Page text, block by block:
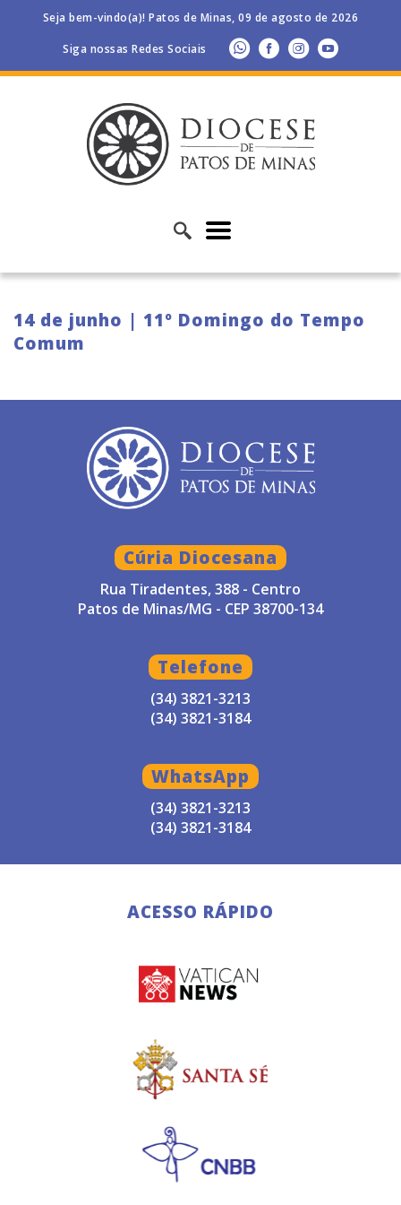
Seja bem-vindo(a)! Patos de Minas, 09 de agosto de 2026
Siga nossas Redes Sociais
14 de junho | 11º Domingo do Tempo
Comum
Cúria Diocesana
Rua Tiradentes, 388 - Centro
Patos de Minas/MG - CEP 38700-134
Telefone
(34) 3821-3213
(34) 3821-3184
WhatsApp
(34) 3821-3213
(34) 3821-3184
ACESSO RÁPIDO